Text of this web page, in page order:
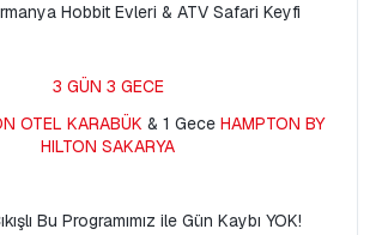
Hobbit Evleri & ATV Safari Keyfi
3 GÜN 3 GECE
OTEL KARABÜK & 1 Gece HAMPTON BY
HILTON SAKARYA
Bu Programımız ile Gün Kaybı YOK!